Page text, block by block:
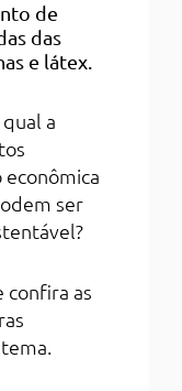
de
das
e látex.
a
econômica
ser
confira as